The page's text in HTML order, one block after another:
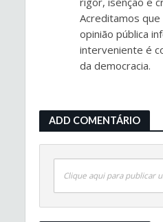
Acreditamos
opinião pública
interveniente é
da democracia.
ADD COMENTÁRIO
Clique aqui para publicar